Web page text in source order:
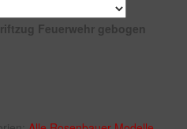
Feuerwehr gebogen